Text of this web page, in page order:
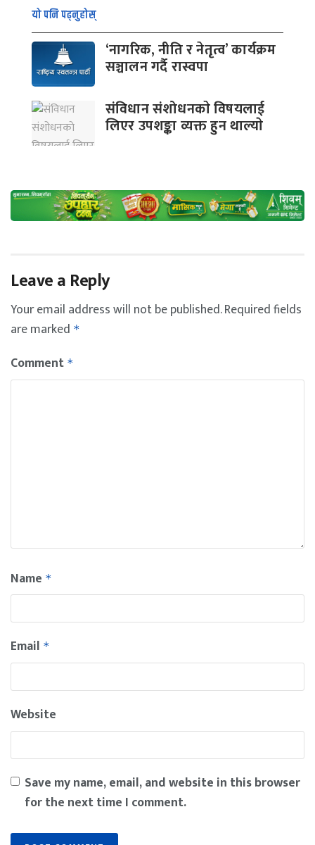
यो पनि पढ्नुहोस्
‘नागरिक, नीति र नेतृत्व’ कार्यक्रम
सञ्चालन गर्दै रास्वपा
संविधान संशोधनकाे विषयलाई
लिएर उपशङ्का व्यक्त हुन थाल्याे
Leave a Reply
Your email address will not be published.Required fields
are marked *
Comment *
Name *
Email *
Website
Save my name, email, and website in this browser
for the next time I comment.